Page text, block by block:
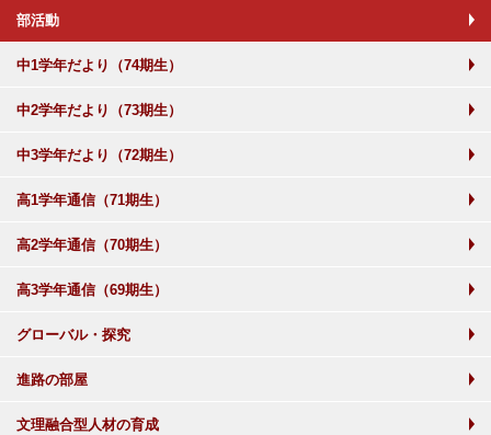
部活動
中1学年だより（74期生）
中2学年だより（73期生）
中3学年だより（72期生）
高1学年通信（71期生）
高2学年通信（70期生）
高3学年通信（69期生）
グローバル・探究
進路の部屋
文理融合型人材の育成